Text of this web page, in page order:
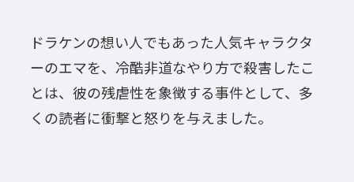
ドラケンの想い人でもあった人気キャラクタ
ーのエマを、冷酷非道なやり方で殺害したこ
とは、彼の残虐性を象徴する事件として、多
くの読者に衝撃と怒りを与えました。